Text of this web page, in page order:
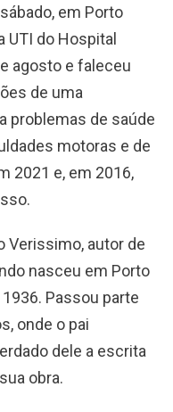
em Porto
UTI do Hospital
agosto e faleceu
de uma
problemas de saúde
motoras e de
2021 e, em 2016,
Verissimo, autor de
nasceu em Porto
Passou parte
onde o pai
dele a escrita
obra.